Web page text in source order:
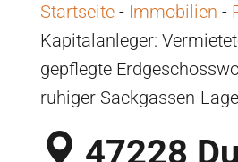
Startseite- Immobilien -
Kapitalanleger:
gepflegte
ruhiger Sackgassen-Lage
47228